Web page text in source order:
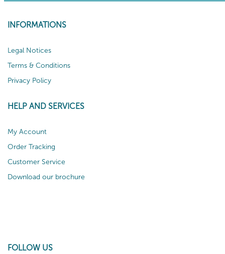
INFORMATIONS
Legal Notices
Terms & Conditions
Privacy Policy
HELP AND SERVICES
My Account
Order Tracking
Customer Service
Download our brochure
FOLLOW US